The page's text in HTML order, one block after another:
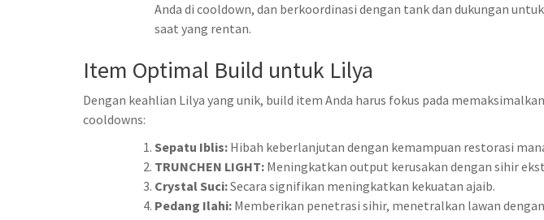
Anda di cooldown, dan berkoordinasi dengan tank dan dukungan
saat yang rentan.
Item Optimal Build untuk Lilya
Dengan keahlian Lilya yang unik, build item Anda harus fokus pada
cooldowns:
Sepatu Iblis: Hibah keberlanjutan dengan kemampuan restorasi
TRUNCHEN LIGHT: Meningkatkan output kerusakan dengan sihir
Crystal Suci:Secara signifikan meningkatkan kekuatan ajaib.
Pedang Ilahi: Memberikan penetrasi sihir, menetralkan lawan